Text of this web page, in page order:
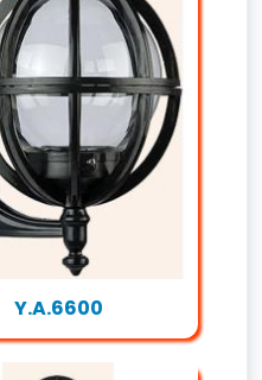
Y.A.6600